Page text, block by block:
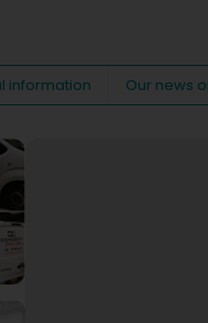
information Our news